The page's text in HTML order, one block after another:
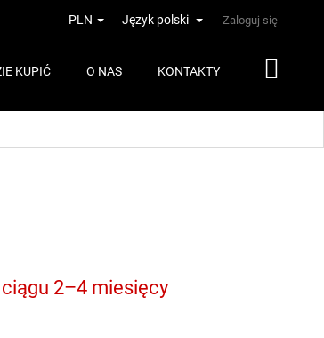
PLN Język polski Zaloguj się
KUPIĆ O NAS KONTAKTY
2–4 miesięcy